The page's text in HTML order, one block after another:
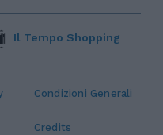
Condizioni Generali
Credits
Il Tempo Shopping